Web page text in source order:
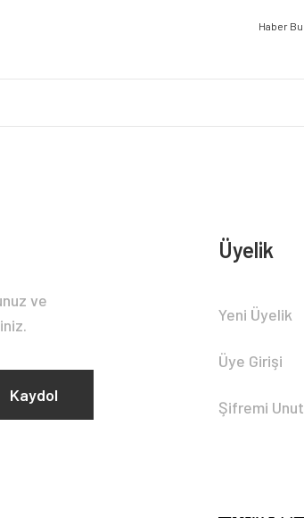
Haber
ve
Kaydol
Üyelik
Yeni Üyelik
Üye Girişi
Şifremi